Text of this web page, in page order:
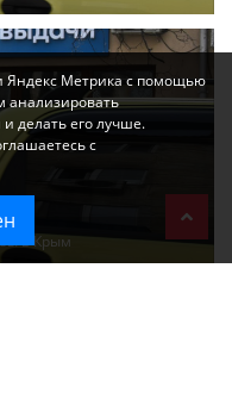
в Крым
Яндекс Метрика с помощью
анализировать
делать его лучше.
с